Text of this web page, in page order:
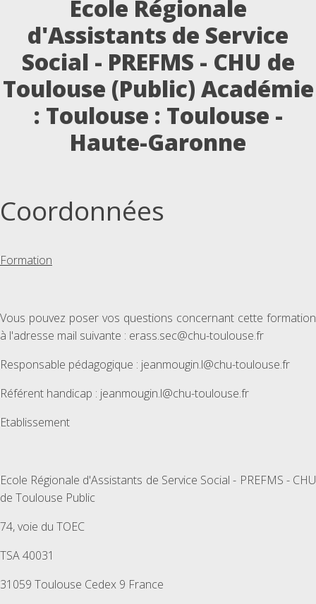
Ecole Régionale
d'Assistants de Service
Social - PREFMS - CHU de
Toulouse (Public) Académie
: Toulouse : Toulouse -
Haute-Garonne
Coordonnées
Formation
Vous pouvez poser vos questions concernant cette formation
à l'adresse mail suivante : erass.sec@chu-toulouse.fr
Responsable pédagogique : jeanmougin.l@chu-toulouse.fr
Référent handicap : jeanmougin.l@chu-toulouse.fr
Etablissement
Ecole Régionale d'Assistants de Service Social - PREFMS - CHU
de Toulouse Public
74, voie du TOEC
TSA 40031
31059 Toulouse Cedex 9 France